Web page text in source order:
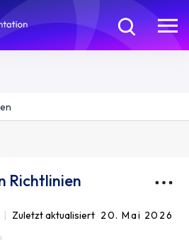
Richtlinien
Zuletzt aktualisiert 20. Mai 2026